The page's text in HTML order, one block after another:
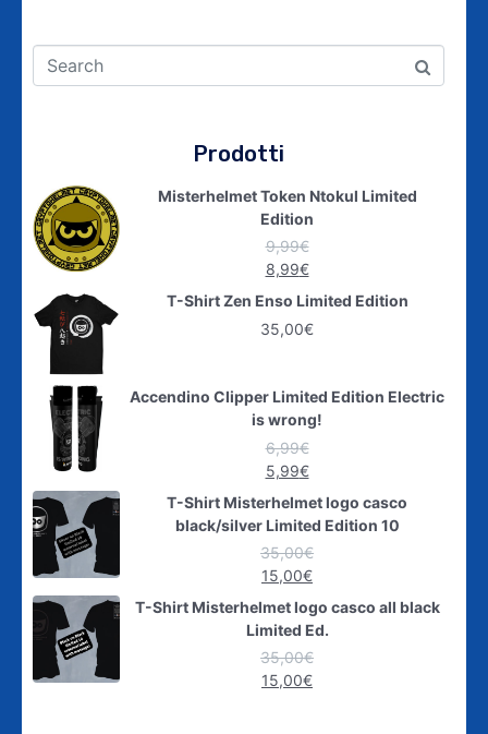
Prodotti
Misterhelmet Token Ntokul Limited
Edition
9,99€
8,99€
T-Shirt Zen Enso Limited Edition
35,00€
Accendino Clipper Limited Edition Electric
is wrong!
6,99€
5,99€
T-Shirt Misterhelmet logo casco
black/silver Limited Edition 10
35,00€
15,00€
T-Shirt Misterhelmet logo casco all black
Limited Ed.
35,00€
15,00€